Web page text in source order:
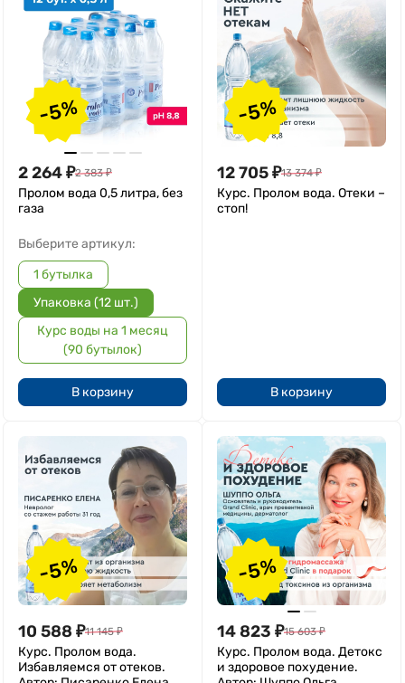
-5%
2 264₽2 383 ₽
Пролом вода 0,5 литра, без
газа
Выберите артикул:
1 бутылка
Упаковка (12 шт.)
Курс воды на 1 месяц
(90 бутылок)
В корзину
-5%
12 705₽13 374 ₽
Курс. Пролом вода. Отеки –
стоп!
В корзину
-5%
10 588 ₽11 145 ₽
Курс. Пролом вода.
Избавляемся от отеков.
-5%
14 823 ₽15 603 ₽
Курс. Пролом вода. Детокс
и здоровое похудение.